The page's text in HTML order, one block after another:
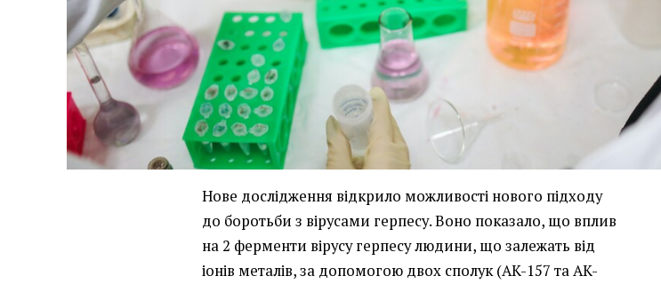
Нове дослідження відкрило можливості нового підходу
до боротьби з вірусами герпесу. Воно показало, що вплив
на 2 ферменти вірусу герпесу людини, що залежать від
іонів металів, за допомогою двох сполук (AK-157 та AK-